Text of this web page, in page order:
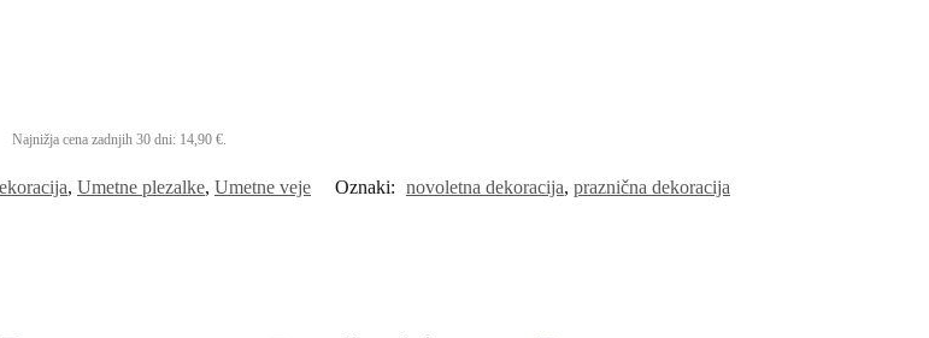
Najnižja cena zadnjih 30 dni: 14,90 €
, Umetne plezalke, Umetne veje Oznaki: novoletna dekoracija, praznična dekoracija